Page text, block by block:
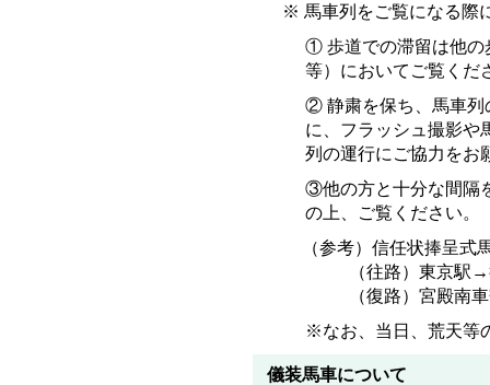
※ 馬車列をご覧になる際
① 歩道での滞留は他の
等）においてご覧くだ
② 静粛を保ち、馬車列
に、フラッシュ撮影や
列の運行にご協力をお
③他の方と十分な間隔
の上、ご覧ください。
（参考）信任状捧呈式
（往路）東京
（復路）宮殿
※なお、当日、荒天等
儀装馬車について